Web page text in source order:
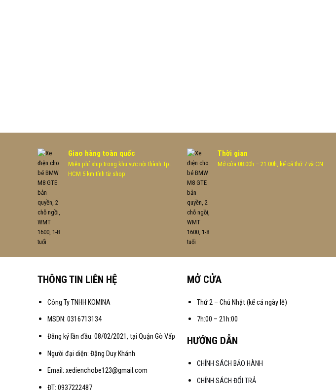
Giao hàng toàn quốc
Miễn phí ship trong khu vực nội thành Tp.
HCM 5 km tính từ shop
Thời gian
Mở cửa 08:00h – 21:00h, kể cả thứ 7 và CN
THÔNG TIN LIÊN HỆ
Công Ty TNHH KOMINA
MSDN: 0316713134
Đăng ký lần đầu: 08/02/2021, tại Quận Gò Vấp
Người đại diện: Đặng Duy Khánh
Email: xedienchobe123@gmail.com
ĐT: 0937222487
MỞ CỬA
Thứ 2 – Chủ Nhật (kể cả ngày lễ)
7h:00 – 21h:00
HƯỚNG DẪN
CHÍNH SÁCH BẢO HÀNH
CHÍNH SÁCH ĐỔI TRẢ